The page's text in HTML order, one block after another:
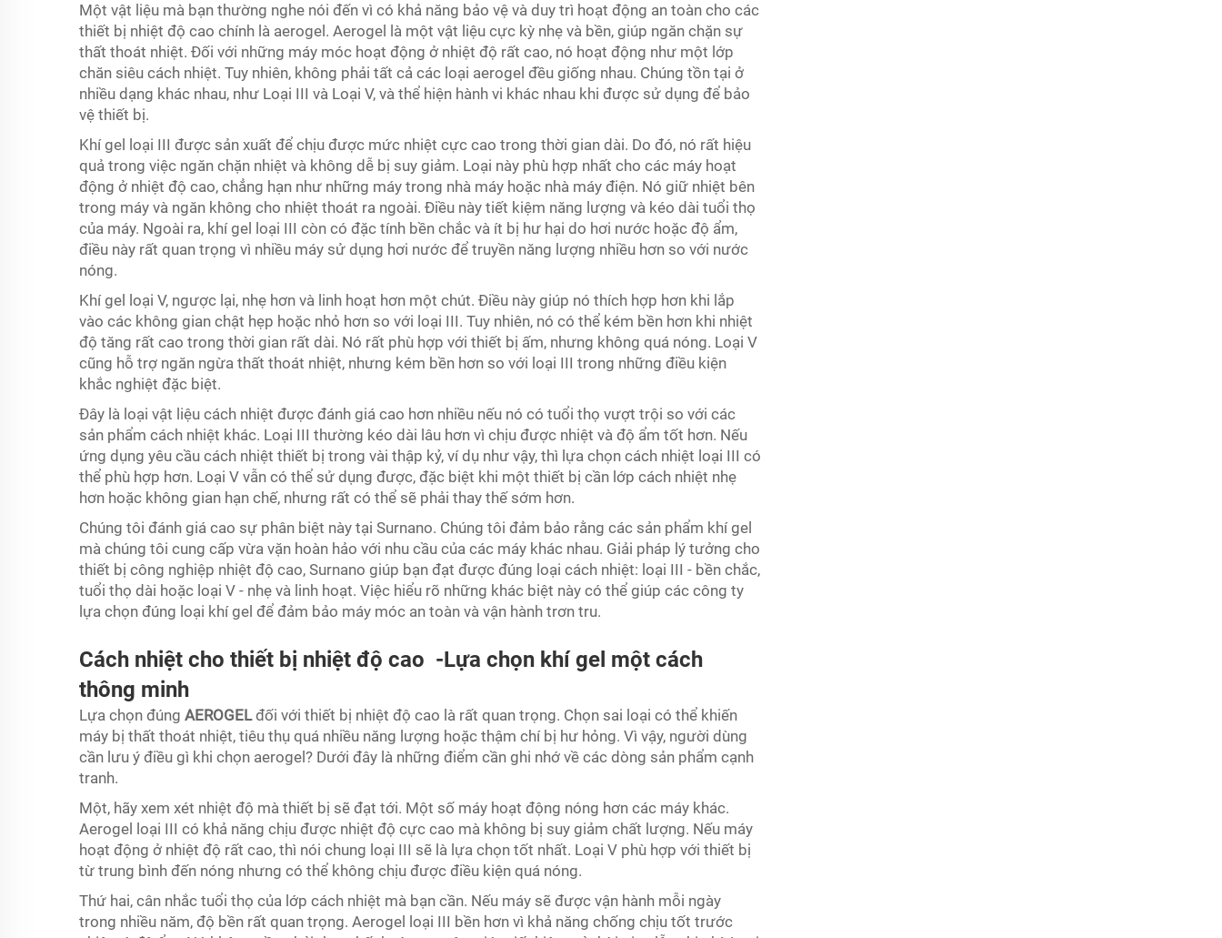
Một vật liệu mà bạn thường nghe nói đến vì có khả năng bảo vệ và duy trì hoạt động an toàn cho các
thiết bị nhiệt độ cao chính là aerogel. Aerogel là một vật liệu cực kỳ nhẹ và bền, giúp ngăn chặn sự
thất thoát nhiệt. Đối với những máy móc hoạt động ở nhiệt độ rất cao, nó hoạt động như một lớp
chăn siêu cách nhiệt. Tuy nhiên, không phải tất cả các loại aerogel đều giống nhau. Chúng tồn tại ở
nhiều dạng khác nhau, như Loại III và Loại V, và thể hiện hành vi khác nhau khi được sử dụng để bảo
vệ thiết bị.
Khí gel loại III được sản xuất để chịu được mức nhiệt cực cao trong thời gian dài. Do đó, nó rất hiệu
quả trong việc ngăn chặn nhiệt và không dễ bị suy giảm. Loại này phù hợp nhất cho các máy hoạt
động ở nhiệt độ cao, chẳng hạn như những máy trong nhà máy hoặc nhà máy điện. Nó giữ nhiệt bên
trong máy và ngăn không cho nhiệt thoát ra ngoài. Điều này tiết kiệm năng lượng và kéo dài tuổi thọ
của máy. Ngoài ra, khí gel loại III còn có đặc tính bền chắc và ít bị hư hại do hơi nước hoặc độ ẩm,
điều này rất quan trọng vì nhiều máy sử dụng hơi nước để truyền năng lượng nhiều hơn so với nước
nóng.
Khí gel loại V, ngược lại, nhẹ hơn và linh hoạt hơn một chút. Điều này giúp nó thích hợp hơn khi lắp
vào các không gian chật hẹp hoặc nhỏ hơn so với loại III. Tuy nhiên, nó có thể kém bền hơn khi nhiệt
độ tăng rất cao trong thời gian rất dài. Nó rất phù hợp với thiết bị ấm, nhưng không quá nóng. Loại V
cũng hỗ trợ ngăn ngừa thất thoát nhiệt, nhưng kém bền hơn so với loại III trong những điều kiện
khắc nghiệt đặc biệt.
Đây là loại vật liệu cách nhiệt được đánh giá cao hơn nhiều nếu nó có tuổi thọ vượt trội so với các
sản phẩm cách nhiệt khác. Loại III thường kéo dài lâu hơn vì chịu được nhiệt và độ ẩm tốt hơn. Nếu
ứng dụng yêu cầu cách nhiệt thiết bị trong vài thập kỷ, ví dụ như vậy, thì lựa chọn cách nhiệt loại III có
thể phù hợp hơn. Loại V vẫn có thể sử dụng được, đặc biệt khi một thiết bị cần lớp cách nhiệt nhẹ
hơn hoặc không gian hạn chế, nhưng rất có thể sẽ phải thay thế sớm hơn.
Chúng tôi đánh giá cao sự phân biệt này tại Surnano. Chúng tôi đảm bảo rằng các sản phẩm khí gel
mà chúng tôi cung cấp vừa vặn hoàn hảo với nhu cầu của các máy khác nhau. Giải pháp lý tưởng cho
thiết bị công nghiệp nhiệt độ cao, Surnano giúp bạn đạt được đúng loại cách nhiệt: loại III - bền chắc,
tuổi thọ dài hoặc loại V - nhẹ và linh hoạt. Việc hiểu rõ những khác biệt này có thể giúp các công ty
lựa chọn đúng loại khí gel để đảm bảo máy móc an toàn và vận hành trơn tru.
Cách nhiệt cho thiết bị nhiệt độ cao -Lựa chọn khí gel một cách
thông minh
Lựa chọn đúng AEROGELđối với thiết bị nhiệt độ cao là rất quan trọng. Chọn sai loại có thể khiến
máy bị thất thoát nhiệt, tiêu thụ quá nhiều năng lượng hoặc thậm chí bị hư hỏng. Vì vậy, người dùng
cần lưu ý điều gì khi chọn aerogel? Dưới đây là những điểm cần ghi nhớ về các dòng sản phẩm cạnh
tranh.
Một, hãy xem xét nhiệt độ mà thiết bị sẽ đạt tới. Một số máy hoạt động nóng hơn các máy khác.
Aerogel loại III có khả năng chịu được nhiệt độ cực cao mà không bị suy giảm chất lượng. Nếu máy
hoạt động ở nhiệt độ rất cao, thì nói chung loại III sẽ là lựa chọn tốt nhất. Loại V phù hợp với thiết bị
từ trung bình đến nóng nhưng có thể không chịu được điều kiện quá nóng.
Thứ hai, cân nhắc tuổi thọ của lớp cách nhiệt mà bạn cần. Nếu máy sẽ được vận hành mỗi ngày
trong nhiều năm, độ bền rất quan trọng. Aerogel loại III bền hơn vì khả năng chống chịu tốt trước